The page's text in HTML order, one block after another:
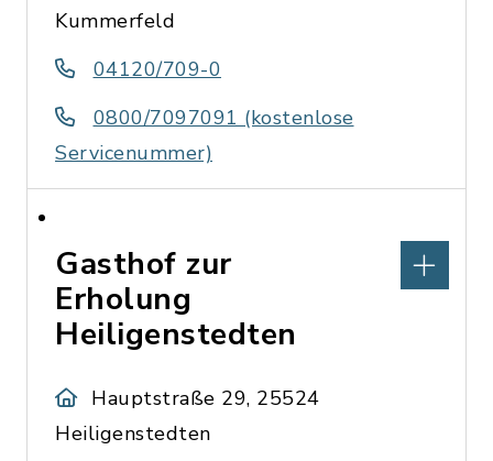
Kummerfeld
04120/709-0
0800/7097091 (kostenlose
Servicenummer)
Gasthof zur
Erholung
Heiligenstedten
Hauptstraße 29, 25524
Heiligenstedten